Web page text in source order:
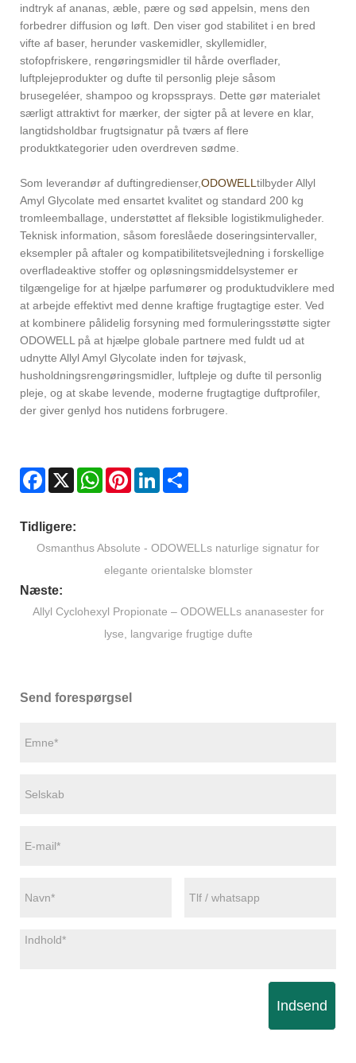
indtryk af ananas, æble, pære og sød appelsin, mens den
forbedrer diffusion og løft. Den viser god stabilitet i en bred
vifte af baser, herunder vaskemidler, skyllemidler,
stofopfriskere, rengøringsmidler til hårde overflader,
luftplejeprodukter og dufte til personlig pleje såsom
brusegeléer, shampoo og kropssprays. Dette gør materialet
særligt attraktivt for mærker, der sigter på at levere en klar,
langtidsholdbar frugtsignatur på tværs af flere
produktkategorier uden overdreven sødme.
Som leverandør af duftingredienser,ODOWELL tilbyder Allyl
Amyl Glycolate med ensartet kvalitet og standard 200 kg
tromleemballage, understøttet af fleksible logistikmuligheder.
Teknisk information, såsom foreslåede doseringsintervaller,
eksempler på aftaler og kompatibilitetsvejledning i forskellige
overfladeaktive stoffer og opløsningsmiddelsystemer er
tilgængelige for at hjælpe parfumører og produktudviklere med
at arbejde effektivt med denne kraftige frugtagtige ester. Ved
at kombinere pålidelig forsyning med formuleringsstøtte sigter
ODOWELL på at hjælpe globale partnere med fuldt ud at
udnytte Allyl Amyl Glycolate inden for tøjvask,
husholdningsrengøringsmidler, luftpleje og dufte til personlig
pleje, og at skabe levende, moderne frugtagtige duftprofiler,
der giver genlyd hos nutidens forbrugere.
Facebook
X WhatsAppPinterestLinkedIn
Tidligere:
Osmanthus Absolute - ODOWELLs naturlige signatur for
elegante orientalske blomster
Næste:
Allyl Cyclohexyl Propionate – ODOWELLs ananasester for
lyse, langvarige frugtige dufte
Send forespørgsel
Indsend